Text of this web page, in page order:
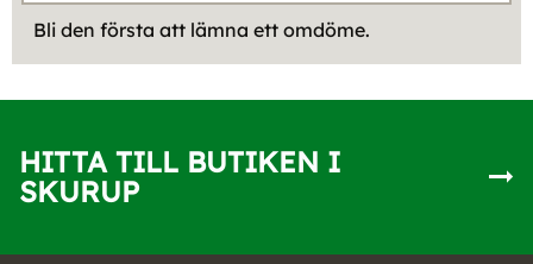
Bli den första att lämna ett omdöme.
HITTA TILL BUTIKEN I
SKURUP